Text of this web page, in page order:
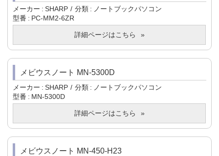
メーカー SHARP 分類
ノートブックパソコン
型番
PC-MM2-6ZR
詳細ページはこちら
メビウスノート MN-5300D
メーカー SHARP 分類
ノートブックパソコン
型番
MN-5300D
詳細ページはこちら
メビウスノート MN-450-H23